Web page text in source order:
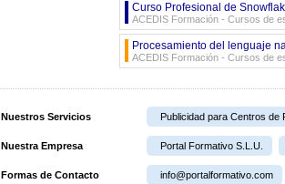
Curso Profesional de
ACEDIS Formación - Cursos de
Procesamiento del lenguaje
ACEDIS Formación - Cursos de
Nuestros Servicios Publicidad para Centros de
Nuestra Empresa Portal Formativo S.L.U.
Formas de Contacto info@portalformativo.com